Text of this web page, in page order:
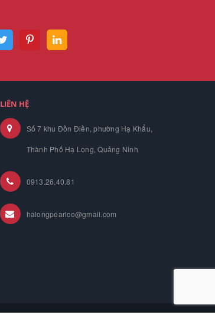
LIÊN HỆ
Số 7 khu Đồn Điền, phường Hạ Khẩu,
Thành Phố Hạ Long, Quảng Ninh
0913.26.40.81
halongpearlco@gmail.com